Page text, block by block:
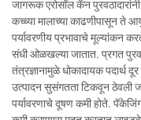
जागरूक एरोसॉल कॅन
कच्च्या मालाच्या काढणीपासून ते
पर्यावरणीय प्रभावाचे मूल्यांकन
संधी ओळखल्या जातात. प्रगत
तंत्रज्ञानामुळे धोकादायक पदार्थ
उत्पादन सुसंगतता टिकवून ठेवली
पर्यावरणाचे दूषण कमी होते.